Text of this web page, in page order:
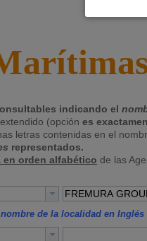
indicando el
(opción es
letras contenidas en el
representados.
en orden alfabético de las
de la localidad en Inglés